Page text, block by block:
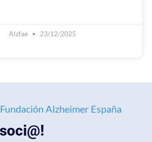
Alzfae 23/12/2025
Alzheimer España